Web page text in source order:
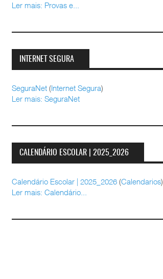
Ler mais: Provas e...
INTERNET SEGURA
SeguraNet (Internet Segura)
Ler mais: SeguraNet
CALENDÁRIO ESCOLAR | 2025_2026
Calendário Escolar | 2025_2026 (Calendarios)
Ler mais: Calendário...